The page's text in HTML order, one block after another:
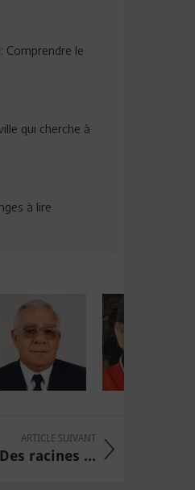
Comprendre le
qui cherche à
à lire
ARTICLE SUIVANT
racines ...